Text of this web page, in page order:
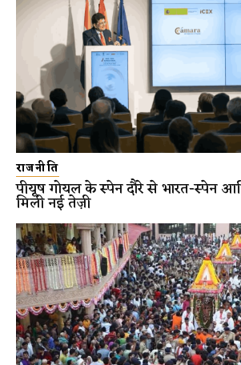
राजनीति
पीयूष गोयल के स्पेन दौरे से भारत-स्पेन
मिली नई तेज़ी